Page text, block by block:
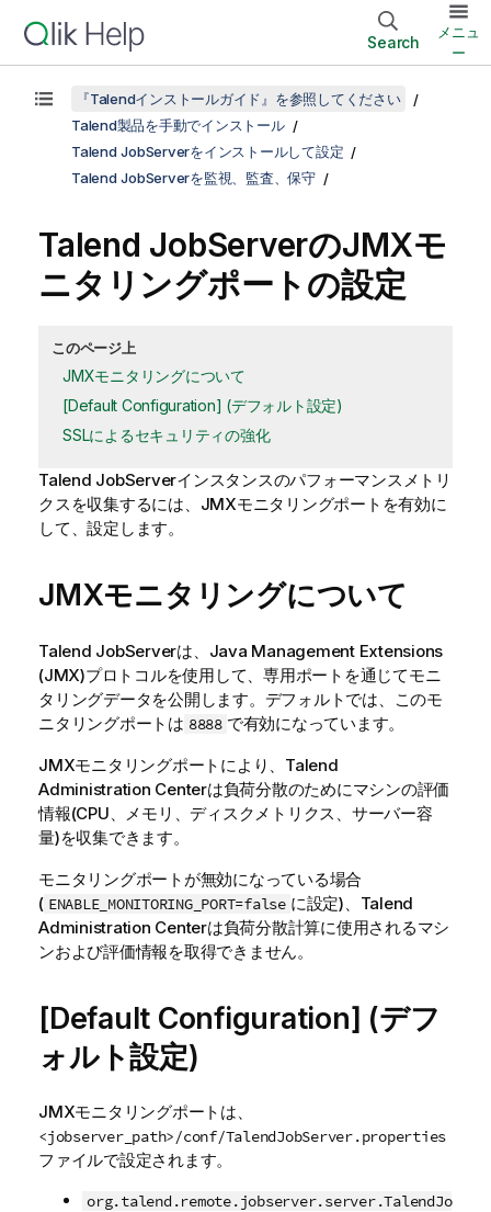
Search
メニュ
ー
『Talendインストールガイド』を参照してください
Talend製品を手動でインストール
Talend JobServerをインストールして設定
Talend JobServerを監視、監査、保守
Talend JobServerのJMXモ
ニタリングポートの設定
このページ上
JMXモニタリングについて
[Default Configuration] (デフォルト設定)
SSLによるセキュリティの強化
Talend JobServerインスタンスのパフォーマンスメトリ
クスを収集するには、JMXモニタリングポートを有効に
して、設定します。
JMXモニタリングについて
Talend JobServerは、Java Management Extensions
(JMX)プロトコルを使用して、専用ポートを通じてモニ
タリングデータを公開します。デフォルトでは、このモ
ニタリングポートは 8888 で有効になっています。
JMXモニタリングポートにより、 Talend
Administration Centerは負荷分散のためにマシンの評価
情報(CPU、メモリ、ディスクメトリクス、サーバー容
量)を収集できます。
モニタリングポートが無効になっている場合
( ENABLE_MONITORING_PORT=false に設定)、 Talend
Administration Centerは負荷分散計算に使用されるマシ
ンおよび評価情報を取得できません。
[Default Configuration] (デフ
ォルト設定)
JMXモニタリングポートは、
<jobserver_path>/conf/TalendJobServer.properties
ファイルで設定されます。
org.talend.remote.jobserver.server.TalendJo